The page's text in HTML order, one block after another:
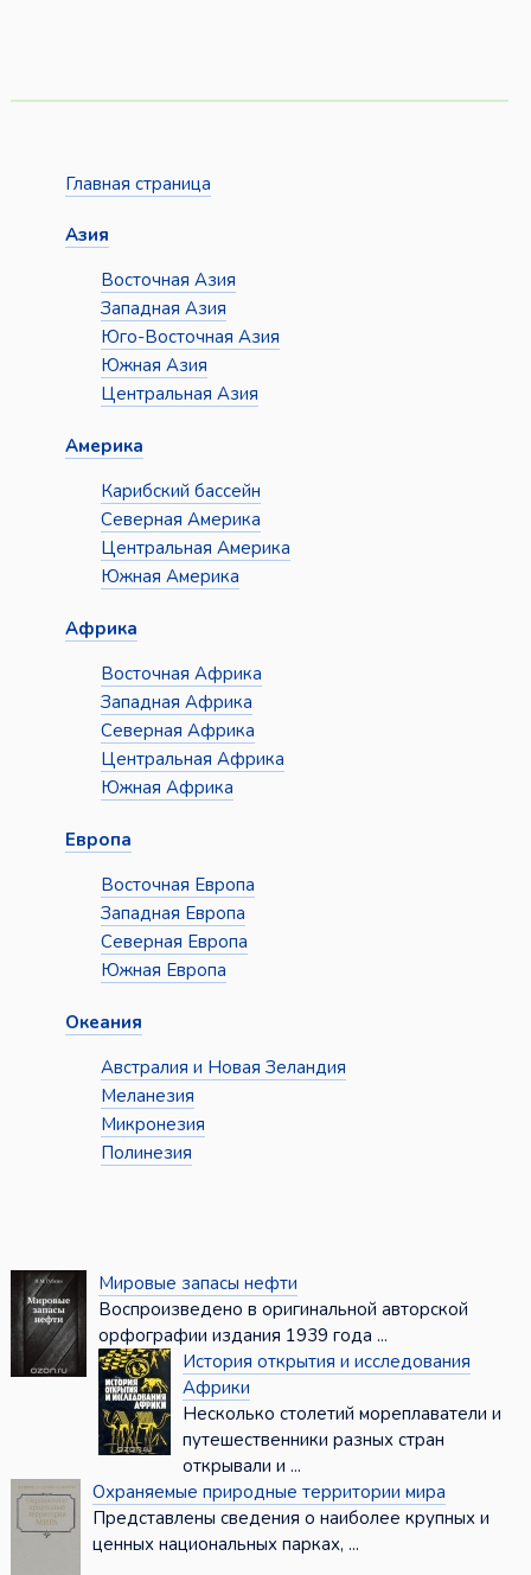
Главная страница
Азия
Восточная Азия
Западная Азия
Юго-Восточная Азия
Южная Азия
Центральная Азия
Америка
Карибский бассейн
Северная Америка
Центральная Америка
Южная Америка
Африка
Восточная Африка
Западная Африка
Северная Африка
Центральная Африка
Южная Африка
Европа
Восточная Европа
Западная Европа
Северная Европа
Южная Европа
Океания
Австралия и Новая Зеландия
Меланезия
Микронезия
Полинезия
Мировые запасы нефти
Воспроизведено в оригинальной авторской
орфографии издания 1939 года ...
История открытия и исследования
Африки
Несколько столетий мореплаватели и
путешественники разных стран
открывали и ...
Охраняемые природные территории мира
Представлены сведения о наиболее крупных и
ценных национальных парках, ...